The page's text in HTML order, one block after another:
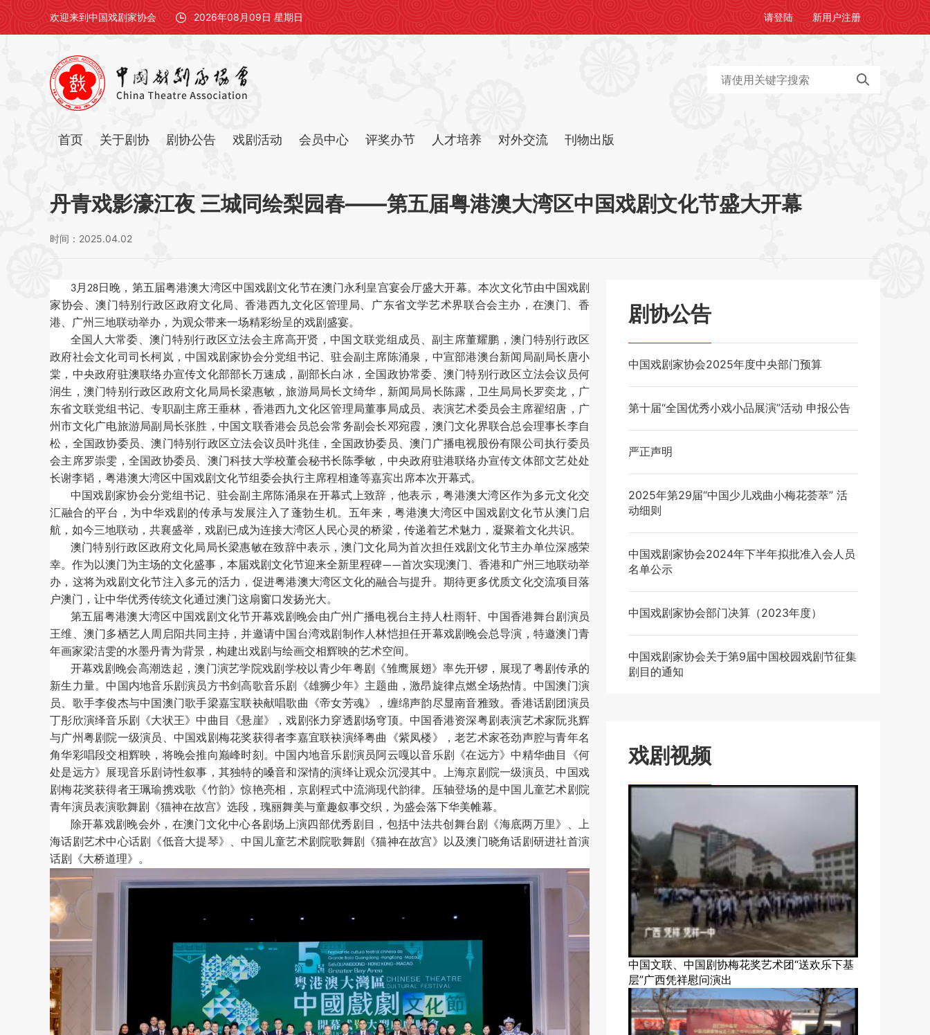
欢迎来到中国戏剧家协会 2026年08月09日 星期日 请登陆 新用户注册
首页 关于剧协 剧协公告 戏剧活动 会员中心 评奖办节 人才培养 对外交流 刊物出版
丹青戏影濠江夜 三城同绘梨园春——第五届粤港澳大湾区中国戏剧文化节盛大开幕
时间：2025.04.02
3月 28日晚，第五届粤港澳大湾区中国戏剧文化节在澳门永利皇宫宴会厅盛大开幕。本次文化节由中国戏剧
家协会、澳门特别行政区政府文化局、香港西九文化区管理局、广东省文学艺术界联合会主办，在澳门、香
港、广州三地联动举办，为观众带来一场精彩纷呈的戏剧盛宴。
全国人大常委、澳门特别行政区立法会主席高开贤，中国文联党组成员、副主席董耀鹏，澳门特别行政区
政府社会文化司司长柯岚，中国戏剧家协会分党组书记、驻会副主席陈涌泉，中宣部港澳台新闻局副局长唐小
棠，中央政府驻澳联络办宣传文化部部长万速成，副部长白冰，全国政协常委、澳门特别行政区立法会议员何
润生，澳门特别行政区政府文化局局长梁惠敏，旅游局局长文绮华，新闻局局长陈露，卫生局局长罗奕龙，广
东省文联党组书记、专职副主席王垂林，香港西九文化区管理局董事局成员、表演艺术委员会主席翟绍唐，广
州市文化广电旅游局副局长张胜，中国文联香港会员总会常务副会长邓宛霞，澳门文化界联合总会理事长李自
松，全国政协委员、澳门特别行政区立法会议员叶兆佳，全国政协委员、澳门广播电视股份有限公司执行委员
会主席罗崇雯，全国政协委员、澳门科技大学校董会秘书长陈季敏，中央政府驻港联络办宣传文体部文艺处处
长谢李韬，粤港澳大湾区中国戏剧文化节组委会执行主席程相逢等嘉宾出席本次开幕式。
中国戏剧家协会分党组书记、驻会副主席陈涌泉在开幕式上致辞，他表示，粤港澳大湾区作为多元文化交
汇融合的平台，为中华戏剧的传承与发展注入了蓬勃生机。五年来，粤港澳大湾区中国戏剧文化节从澳门启
航，如今三地联动，共襄盛举，戏剧已成为连接大湾区人民心灵的桥梁，传递着艺术魅力，凝聚着文化共识。
澳门特别行政区政府文化局局长梁惠敏在致辞中表示，澳门文化局为首次担任戏剧文化节主办单位深感荣
幸。作为以澳门为主场的文化盛事，本届戏剧文化节迎来全新里程碑——首次实现澳门、香港和广州三地联动举
办，这将为戏剧文化节注入多元的活力，促进粤港澳大湾区文化的融合与提升。期待更多优质文化交流项目落
户澳门，让中华优秀传统文化通过澳门这扇窗口发扬光大。
第五届粤港澳大湾区中国戏剧文化节开幕戏剧晚会由广州广播电视台主持人杜雨轩、中国香港舞台剧演员
王维、澳门多栖艺人周启阳共同主持，并邀请中国台湾戏剧制作人林恺担任开幕戏剧晚会总导演，特邀澳门青
年画家梁洁雯的水墨丹青为背景，构建出戏剧与绘画交相辉映的艺术空间。
开幕戏剧晚会高潮迭起，澳门演艺学院戏剧学校以青少年粤剧《雏鹰展翅》率先开锣，展现了粤剧传承的
新生力量。中国内地音乐剧演员方书剑高歌音乐剧《雄狮少年》主题曲，激昂旋律点燃全场热情。中国澳门演
员、歌手李俊杰与中国澳门歌手梁嘉宝联袂献唱歌曲《帝女芳魂》，缠绵声韵尽显南音雅致。香港话剧团演员
丁彤欣演绎音乐剧《大状王》中曲目《悬崖》，戏剧张力穿透剧场穹顶。中国香港资深粤剧表演艺术家阮兆辉
与广州粤剧院一级演员、中国戏剧梅花奖获得者李嘉宜联袂演绎粤曲《紫凤楼》，老艺术家苍劲声腔与青年名
角华彩唱段交相辉映，将晚会推向巅峰时刻。中国内地音乐剧演员阿云嘎以音乐剧《在远方》中精华曲目《何
处是远方》展现音乐剧诗性叙事，其独特的嗓音和深情的演绎让观众沉浸其中。上海京剧院一级演员、中国戏
剧梅花奖获得者王珮瑜携戏歌《竹韵》惊艳亮相，京剧程式中流淌现代韵律。压轴登场的是中国儿童艺术剧院
青年演员表演歌舞剧《猫神在故宫》选段，瑰丽舞美与童趣叙事交织，为盛会落下华美帷幕。
除开幕戏剧晚会外，在澳门文化中心各剧场上演四部优秀剧目，包括中法共创舞台剧《海底两万里》、上
海话剧艺术中心话剧《低音大提琴》、中国儿童艺术剧院歌舞剧《猫神在故宫》以及澳门晓角话剧研进社首演
话剧《大桥道理》。
剧协公告
中国戏剧家协会2025年度中央部门预算
第十届“全国优秀小戏小品展演”活动 申报公告
严正声明
2025年第29届“中国少儿戏曲小梅花荟萃” 活
动细则
中国戏剧家协会2024年下半年拟批准入会人员
名单公示
中国戏剧家协会部门决算（2023年度）
中国戏剧家协会关于第9届中国校园戏剧节征集
剧目的通知
戏剧视频
中国文联、中国剧协梅花奖艺术团“送欢乐下基
层”广西凭祥慰问演出